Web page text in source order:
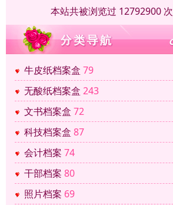
本站共被浏览过 12792900 次
牛皮纸档案盒 79
无酸纸档案盒 243
文书档案盒 72
科技档案盒 87
会计档案 74
干部档案 80
照片档案 69